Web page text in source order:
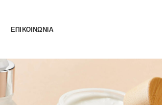
ΕΠΙΚΟΙΝΩΝΙΑ